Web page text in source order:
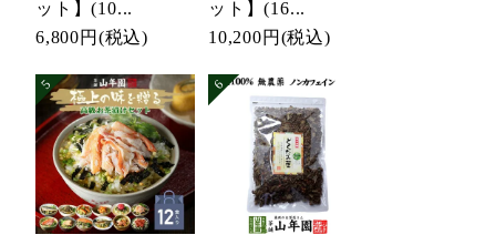
ット】(10...
6,800円 (税込)
ット】(16...
10,200円 (税込)